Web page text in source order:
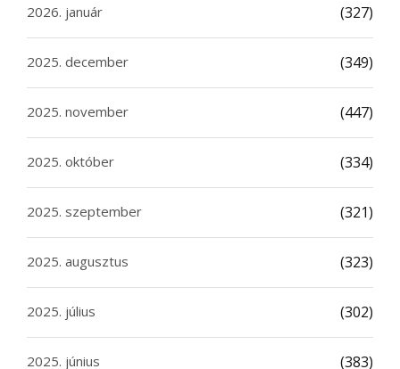
2026. január (327)
2025. december (349)
2025. november (447)
2025. október (334)
2025. szeptember (321)
2025. augusztus (323)
2025. július (302)
2025. június (383)